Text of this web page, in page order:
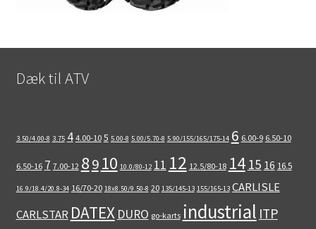
Dæk til ATV
3.50/4.00-8 3.75 4 4.00-10 5 5.00-8 5.00/5.70-8 5.90/155/165/175-14 6 6.00-9 6.50-10
6.50-16 7 7.00-12 89 10 10.0/80-12 11 12 12.5/80-18 14 15 16 16.5
16.9/18.4/20.8-34 16/70-20 18x8.50/9.50-8 20 135/145-13 155/165-13 CARLISLE
CARLSTAR DATEX DURO go-karts industrial ITP